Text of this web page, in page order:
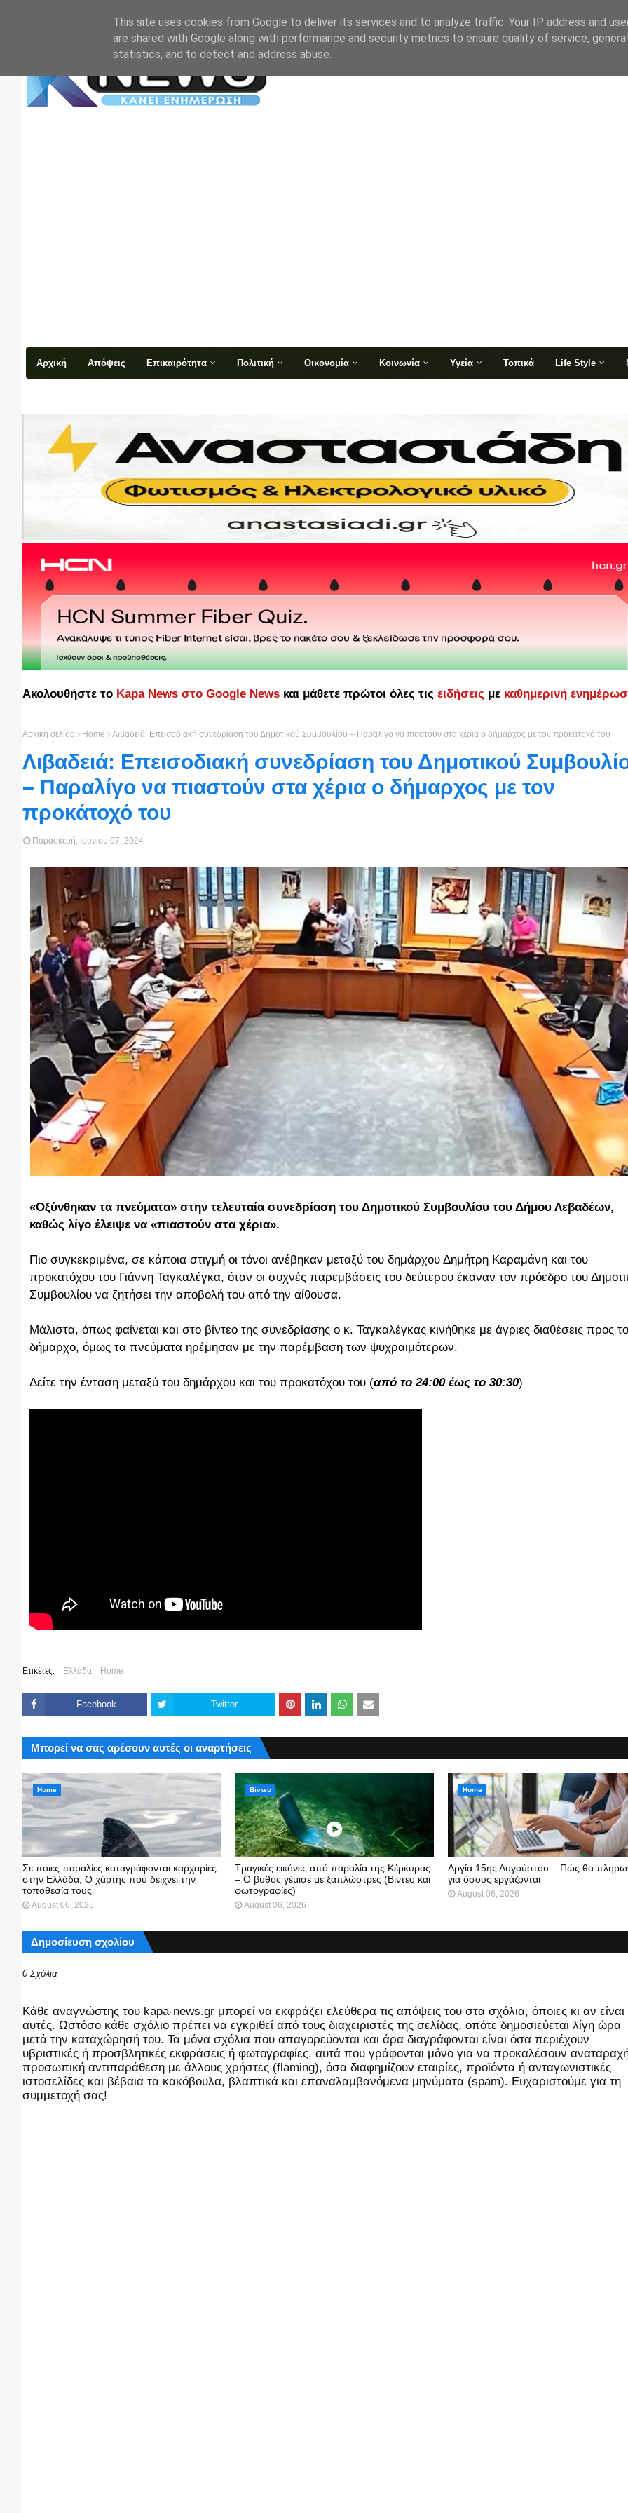
Αρχική Απόψεις Επικαιρότητα Πολιτική Οικονομία Κοινωνία Υγεία Τοπικά Life Style
Ακολουθήστε το Kapa News στο Google News και μάθετε πρώτοι όλες τις ειδήσεις με καθημερινή
Αρχική σελίδα Home Λιβαδειά: Επεισοδιακή συνεδρίαση του Δημοτικού Συμβουλίου – Παραλίγο να πιαστούν στα χέρια ο δήμαρχος με τον προκάτοχό του
Λιβαδειά: Επεισοδιακή συνεδρίαση του Δημοτικού
– Παραλίγο να πιαστούν στα χέρια ο δήμαρχος με τον
προκάτοχό του
Παρασκευή, Ιουνίου 07, 2024
«Οξύνθηκαν τα πνεύματα» στην τελευταία συνεδρίαση του Δημοτικού Συμβουλίου του Δήμου Λεβαδέων,
καθώς λίγο έλειψε να «πιαστούν στα χέρια».
Πιο συγκεκριμένα, σε κάποια στιγμή οι τόνοι ανέβηκαν μεταξύ του δημάρχου Δημήτρη Καραμάνη και του
προκατόχου του Γιάννη Ταγκαλέγκα, όταν οι συχνές παρεμβάσεις του δεύτερου έκαναν τον πρόεδρο του
Συμβουλίου να ζητήσει την αποβολή του από την αίθουσα.
Μάλιστα, όπως φαίνεται και στο βίντεο της συνεδρίασης ο κ. Ταγκαλέγκας κινήθηκε με άγριες διαθέσεις προς
δήμαρχο, όμως τα πνεύματα ηρέμησαν με την παρέμβαση των ψυχραιμότερων.
Δείτε την ένταση μεταξύ του δημάρχου και του προκατόχου του (από το 24:00 έως το 30:30)
Ετικέτες: Ελλάδα Home
Facebook Twitter
Μπορεί να σας αρέσουν αυτές οι αναρτήσεις
Home
Σε ποιες παραλίες καταγράφονται καρχαρίες
στην Ελλάδα; Ο χάρτης που δείχνει την
τοποθεσία τους
August 06, 2026
Βίντεο
Τραγικές εικόνες από παραλία της Κέρκυρας
– Ο βυθός γέμισε με ξαπλώστρες (Βίντεο και
φωτογραφίες)
August 06, 2026
Home
Αργία 15ης Αυγούστου – Πώς θα
για όσους εργάζονται
August 06, 2026
Δημοσίευση σχολίου
0 Σχόλια
Kάθε αναγνώστης του kapa-news.gr μπορεί να εκφράζει ελεύθερα τις απόψεις του στα σχόλια, όποιες κι αν είναι
αυτές. Ωστόσο κάθε σχόλιο πρέπει να εγκριθεί από τους διαχειριστές της σελίδας, οπότε δημοσιεύεται λίγη ώρα
μετά την καταχώρησή του. Τα μόνα σχόλια που απαγορεύονται και άρα διαγράφονται είναι όσα περιέχουν
υβριστικές ή προσβλητικές εκφράσεις ή φωτογραφίες, αυτά που γράφονται μόνο για να προκαλέσουν
προσωπική αντιπαράθεση με άλλους χρήστες (flaming), όσα διαφημίζουν εταιρίες, προϊόντα ή ανταγωνιστικές
ιστοσελίδες και βέβαια τα κακόβουλα, βλαπτικά και επαναλαμβανόμενα μηνύματα (spam). Ευχαριστούμε για τη
συμμετοχή σας!
This site uses cookies from Google to deliver its services and to analyze traffic. Your IP address and
are shared with Google along with performance and security metrics to ensure quality of service,
statistics, and to detect and address abuse.